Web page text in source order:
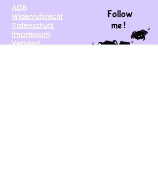
AGB
Widerrufsrecht
Datenschutz
Impressum
Versand
Follow
me !